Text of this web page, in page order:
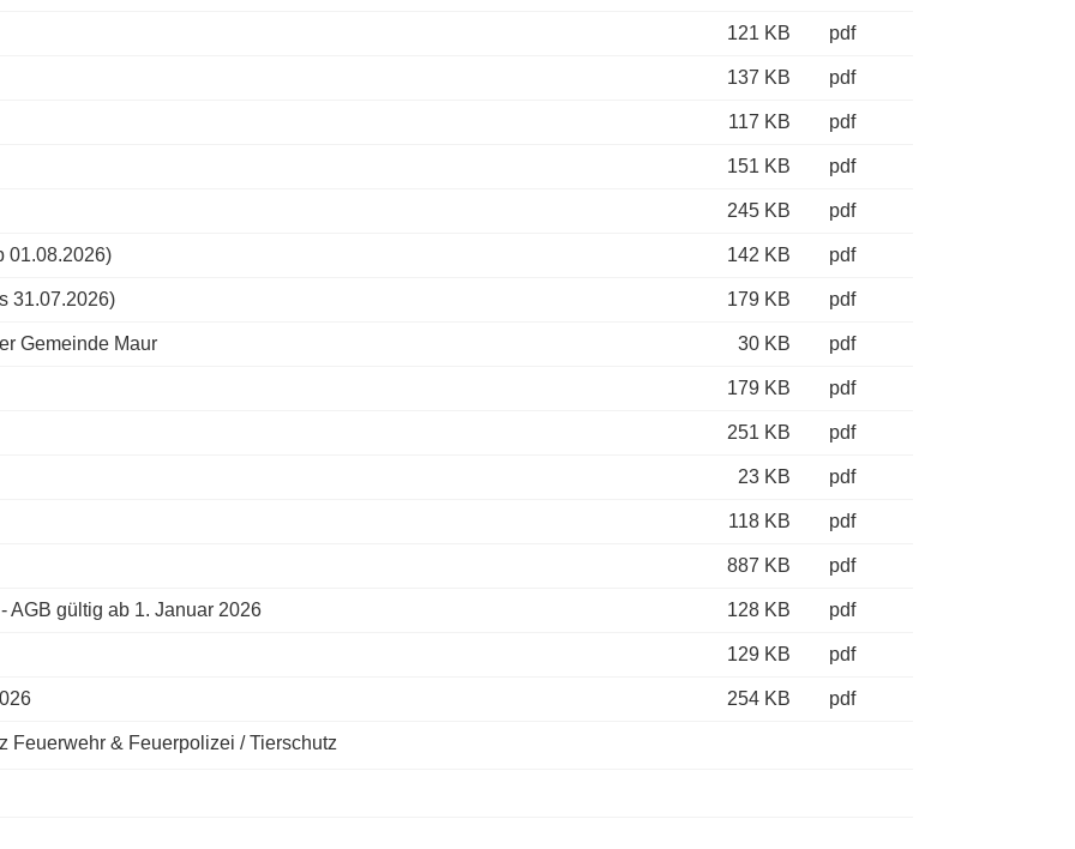
121 KB pdf
137 KB pdf
117 KB pdf
151 KB pdf
245 KB pdf
01.08.2026) 142 KB pdf
31.07.2026) 179 KB pdf
Gemeinde Maur 30 KB pdf
179 KB pdf
251 KB pdf
23 KB pdf
118 KB pdf
887 KB pdf
AGB gültig ab 1. Januar 2026 128 KB pdf
129 KB pdf
254 KB pdf
Feuerwehr & Feuerpolizei / Tierschutz